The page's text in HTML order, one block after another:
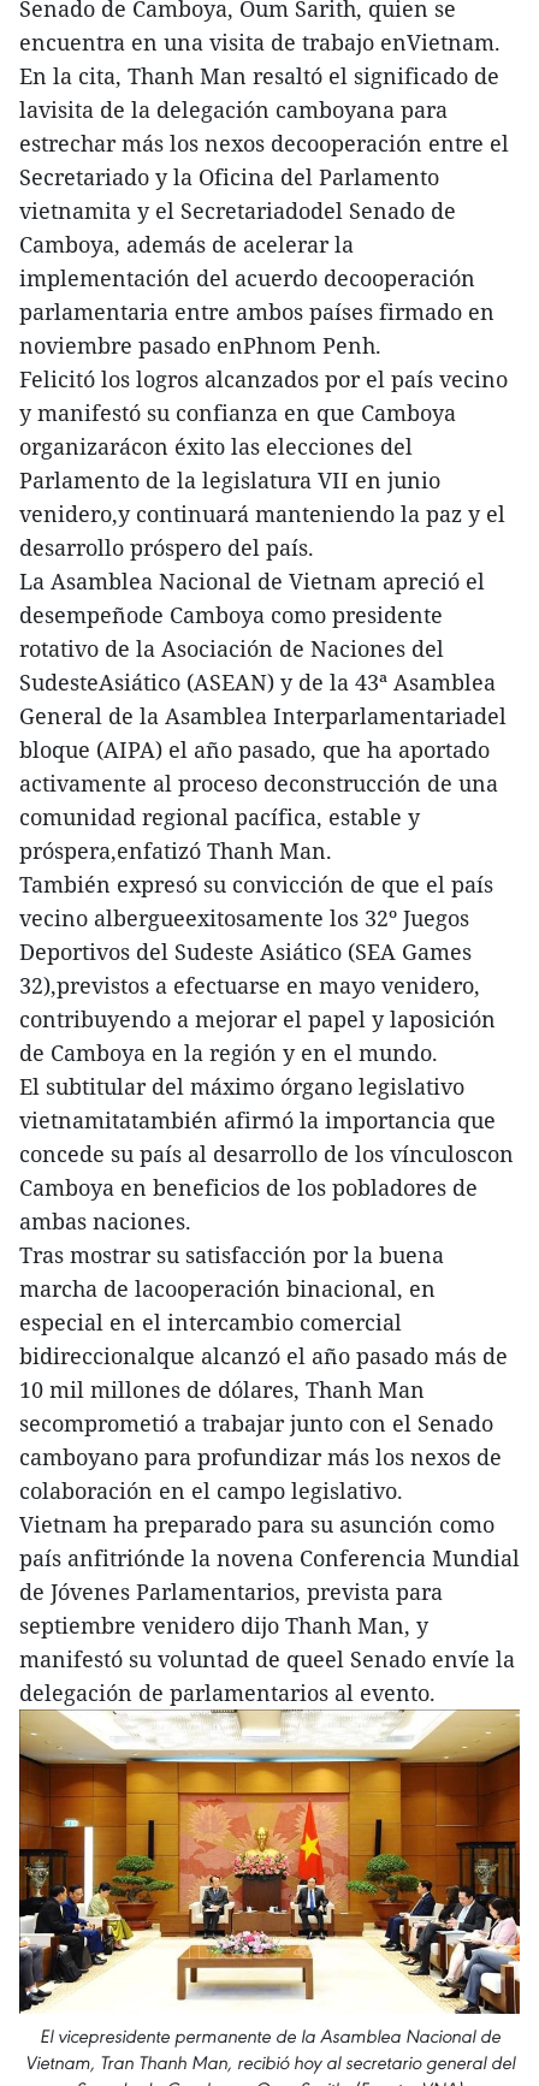
Senado de Camboya, Oum Sarith, quien se
encuentra en una visita de trabajo enVietnam.
En la cita, Thanh Man resaltó el significado de
lavisita de la delegación camboyana para
estrechar más los nexos decooperación entre el
Secretariado y la Oficina del Parlamento
vietnamita y el Secretariadodel Senado de
Camboya, además de acelerar la
implementación del acuerdo decooperación
parlamentaria entre ambos países firmado en
noviembre pasado enPhnom Penh.
Felicitó los logros alcanzados por el país vecino
y manifestó su confianza en que Camboya
organizarácon éxito las elecciones del
Parlamento de la legislatura VII en junio
venidero,y continuará manteniendo la paz y el
desarrollo próspero del país.
La Asamblea Nacional de Vietnam apreció el
desempeñode Camboya como presidente
rotativo de la Asociación de Naciones del
SudesteAsiático (ASEAN) y de la 43ª Asamblea
General de la Asamblea Interparlamentariadel
bloque (AIPA) el año pasado, que ha aportado
activamente al proceso deconstrucción de una
comunidad regional pacífica, estable y
próspera,enfatizó Thanh Man.
También expresó su convicción de que el país
vecino albergueexitosamente los 32º Juegos
Deportivos del Sudeste Asiático (SEA Games
32),previstos a efectuarse en mayo venidero,
contribuyendo a mejorar el papel y laposición
de Camboya en la región y en el mundo.
El subtitular del máximo órgano legislativo
vietnamitatambién afirmó la importancia que
concede su país al desarrollo de los vínculoscon
Camboya en beneficios de los pobladores de
ambas naciones.
Tras mostrar su satisfacción por la buena
marcha de lacooperación binacional, en
especial en el intercambio comercial
bidireccionalque alcanzó el año pasado más de
10 mil millones de dólares, Thanh Man
secomprometió a trabajar junto con el Senado
camboyano para profundizar más los nexos de
colaboración en el campo legislativo.
Vietnam ha preparado para su asunción como
país anfitriónde la novena Conferencia Mundial
de Jóvenes Parlamentarios, prevista para
septiembre venidero dijo Thanh Man, y
manifestó su voluntad de queel Senado envíe la
delegación de parlamentarios al evento.
El vicepresidente permanente de la Asamblea Nacional de
Vietnam, Tran Thanh Man, recibió hoy al secretario general del